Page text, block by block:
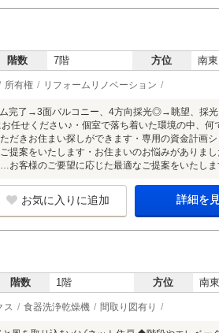
階数 7階 方位 南東
所有権 リフォームリノベーション
了→3面バルコニー、4方向採光◎→眺望、採
任せください♪・個室で落ち着いた環境の中、何
だきお住まい探しができます・専用の資金計画シ
提案をいたします・お住まいのお悩みがありま
お客様のご要望に応じた最適なご提案をいたしま
お気に入りに追加 詳細を
階数 1階 方位 南東
ス 食器洗浄乾燥機 間取り図有り